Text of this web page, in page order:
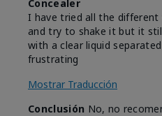
Concealer
I have tried all the
and try to shake it but it
with a clear liquid
frustrating
Mostrar Traducción
Conclusión No, no